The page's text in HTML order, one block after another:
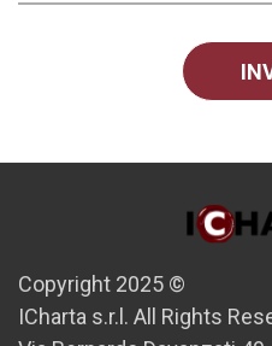
Copyright 2025 ©
ICharta s.r.l. All Rights